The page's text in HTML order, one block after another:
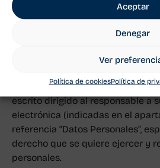
Aceptar
Denegar
Ver
Política de cookiesPolítica de
Solicitar la portabilidad de
casos previstos en la
Dónde y cómo solicitar sus
escrito dirigido al responsable a
electrónica (indicadas en el
referencia “Datos Personales”,
derecho que se quiere ejercer y
personales.